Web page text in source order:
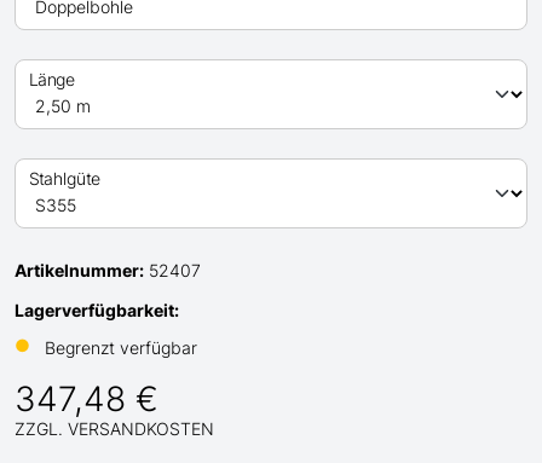
Länge
Stahlgüte
Artikelnummer: 52407
Lagerverfügbarkeit:
●
Begrenzt verfügbar
347,48 €
ZZGL. VERSANDKOSTEN